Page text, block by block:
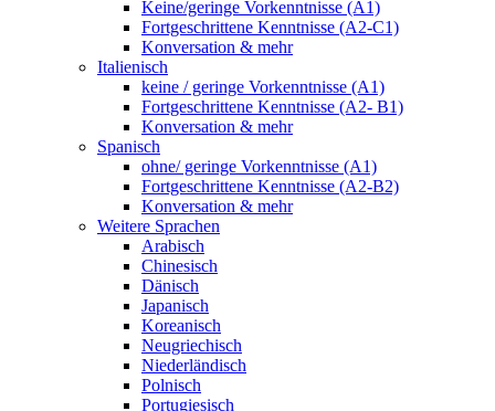
Keine/geringe Vorkenntnisse (A1)
Fortgeschrittene Kenntnisse (A2-C1)
Konversation & mehr
Italienisch
keine / geringe Vorkenntnisse (A1)
Fortgeschrittene Kenntnisse (A2- B1)
Konversation & mehr
Spanisch
ohne/ geringe Vorkenntnisse (A1)
Fortgeschrittene Kenntnisse (A2-B2)
Konversation & mehr
Weitere Sprachen
Arabisch
Chinesisch
Dänisch
Japanisch
Koreanisch
Neugriechisch
Niederländisch
Polnisch
Portugiesisch